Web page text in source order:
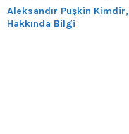
Aleksandır Puşkin Kimdir,
Hakkında Bilgi